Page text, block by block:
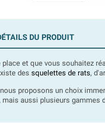
DU PRODUIT
place et que vous souhaitez
des squelettes de rats,
proposons un choix
mais aussi plusieurs